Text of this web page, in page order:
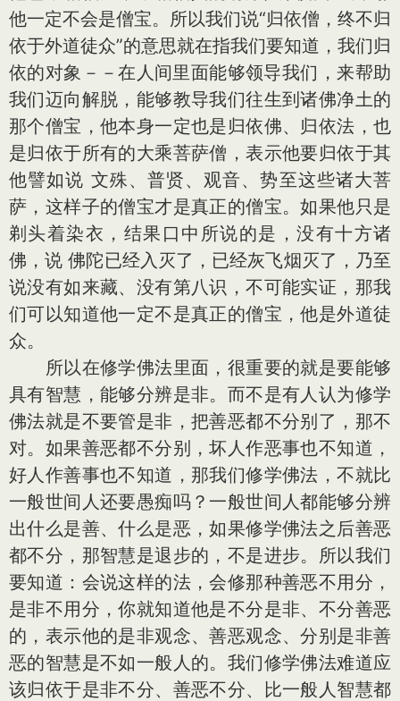
他一定不会是僧宝。所以我们说“归依僧，终不归
依于外道徒众”的意思就在指我们要知道，我们归
依的对象－－在人间里面能够领导我们，来帮助
我们迈向解脱，能够教导我们往生到诸佛净土的
那个僧宝，他本身一定也是归依佛、归依法，也
是归依于所有的大乘菩萨僧，表示他要归依于其
他譬如说 文殊、普贤、观音、势至这些诸大菩
萨，这样子的僧宝才是真正的僧宝。如果他只是
剃头着染衣，结果口中所说的是，没有十方诸
佛，说 佛陀已经入灭了，已经灰飞烟灭了，乃至
说没有如来藏、没有第八识，不可能实证，那我
们可以知道他一定不是真正的僧宝，他是外道徒
众。
所以在修学佛法里面，很重要的就是要能够
具有智慧，能够分辨是非。而不是有人认为修学
佛法就是不要管是非，把善恶都不分别了，那不
对。如果善恶都不分别，坏人作恶事也不知道，
好人作善事也不知道，那我们修学佛法，不就比
一般世间人还要愚痴吗？一般世间人都能够分辨
出什么是善、什么是恶，如果修学佛法之后善恶
都不分，那智慧是退步的，不是进步。所以我们
要知道：会说这样的法，会修那种善恶不用分，
是非不用分，你就知道他是不分是非、不分善恶
的，表示他的是非观念、善恶观念、分别是非善
恶的智慧是不如一般人的。我们修学佛法难道应
该归依于是非不分、善恶不分、比一般人智慧都